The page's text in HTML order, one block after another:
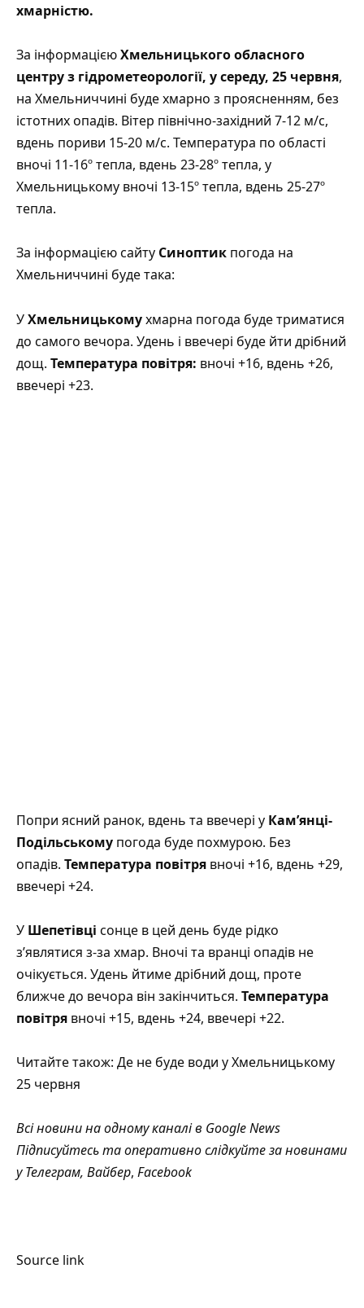
хмарністю.
За інформацієюХмельницького обласного
центру з гідрометеорології, у середу, 25 червня,
на Хмельниччині буде хмарно з проясненням, без
істотних опадів. Вітер північно-західний 7-12 м/с,
вдень пориви 15-20 м/с. Температура по області
вночі 11-16º тепла, вдень 23-28º тепла, у
Хмельницькому вночі 13-15º тепла, вдень 25-27º
тепла.
За інформацією сайту Синоптик погода на
Хмельниччині буде така:
УХмельницькомухмарна погода буде триматися
до самого вечора. Удень і ввечері буде йти дрібний
дощ. Температура повітря: вночі +16, вдень +26,
ввечері +23.
Попри ясний ранок, вдень та ввечері у Кам’янці-
Подільському погода буде похмурою. Без
опадів. Температура повітря вночі +16, вдень +29,
ввечері +24.
У Шепетівці сонце в цей день буде рідко
з’являтися з-за хмар. Вночі та вранці опадів не
очікується. Удень йтиме дрібний дощ, проте
ближче до вечора він закінчиться. Температура
повітря вночі +15, вдень +24, ввечері +22.
Читайте також: Де не буде води у Хмельницькому
25 червня
Всі новини на одному каналі в Google News
Підписуйтесь та оперативно слідкуйте за новинами
уТелеграм, Вайбер, Facebook
Source link